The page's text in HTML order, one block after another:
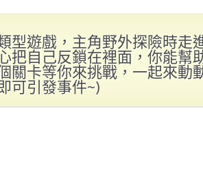
型遊戲，主角野外探險時走
把自己反鎖在裡面，你能幫
關卡等你來挑戰，一起來動
可引發事件~)